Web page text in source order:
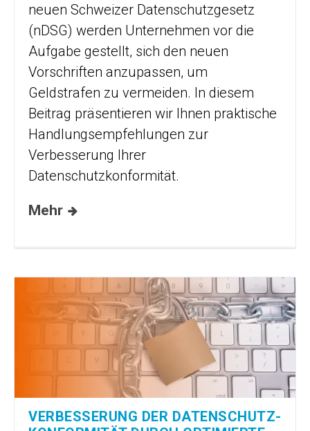
neuen Schweizer Datenschutzgesetz
(nDSG) werden Unternehmen vor die
Aufgabe gestellt, sich den neuen
Vorschriften anzupassen, um
Geldstrafen zu vermeiden. In diesem
Beitrag präsentieren wir Ihnen praktische
Handlungsempfehlungen zur
Verbesserung Ihrer
Datenschutzkonformität.
Mehr
VERBESSERUNG DER DATENSCHUTZ­